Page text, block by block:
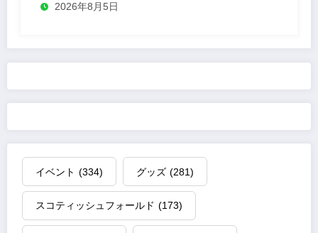
2026年8月5日
イベント (334) グッズ (281)
スコティッシュフォールド (173)